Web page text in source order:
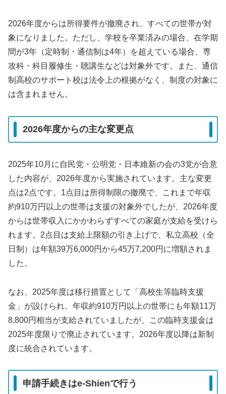
2026年度からは所得要件が撤廃され、すべての世帯が対
象になりました。ただし、学校を卒業済みの場合、在学期
間が3年（定時制・通信制は4年）を超えている場合、専
攻科・科目履修生・聴講生などは対象外です。また、通信
制高校のサポート校は法令上の根拠がなく、制度の対象に
は含まれません。
2026年度からの主な変更点
2025年10月に自民党・公明党・日本維新の会の3党が合意
した内容が、2026年度から実施されています。主な変更
点は2点です。1点目は所得制限の撤廃で、これまで年収
約910万円以上の世帯は支援の対象外でしたが、2026年度
からは世帯収入にかかわらずすべての家庭が支給を受けら
れます。2点目は支給上限額の引き上げで、私立高校（全
日制）は年額39万6,000円から45万7,200円に増額されま
した。
なお、2025年度は移行措置として「高校生等臨時支援
金」が設けられ、年収約910万円以上の世帯にも年額11万
8,800円相当が支給されていましたが、この臨時支援金は
2025年度限りで廃止されています。2026年度以降は新制
度に統合されています。
申請手続きはe-Shienで行う